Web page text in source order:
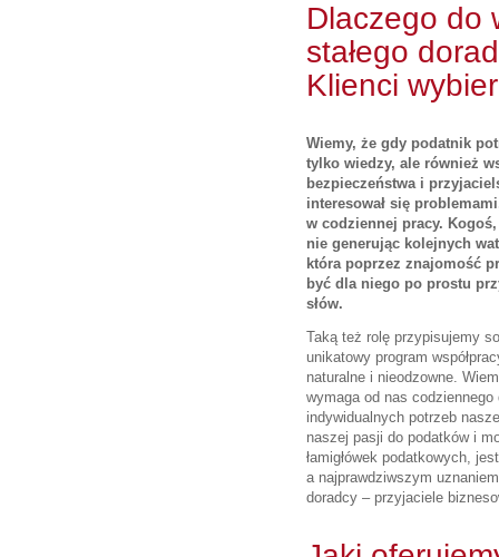
Dlaczego do
stałego
Klienci
Wiemy, że gdy podatnik
tylko wiedzy, ale również
bezpieczeństwa i
interesował się
w codziennej pracy.
nie generując kolejnych
która poprzez znajomość
być dla niego po prostu
słów.
Taką też rolę przypisujemy
unikatowy program
naturalne i nieodzowne.
wymaga od nas
indywidualnych potrzeb
naszej pasji do podatków i
łamigłówek podatkowych,
a najprawdziwszym
doradcy – przyjaciele